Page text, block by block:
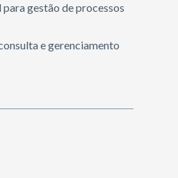
gestão de processos
e gerenciamento